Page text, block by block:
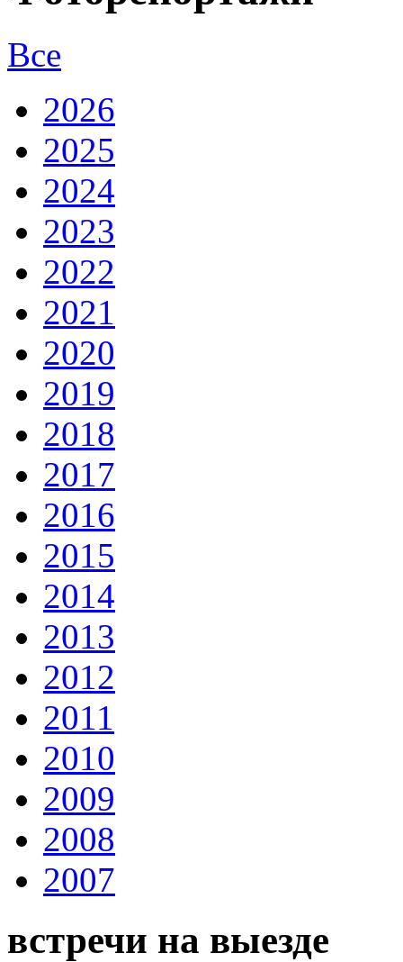
Все
2026
2025
2024
2023
2022
2021
2020
2019
2018
2017
2016
2015
2014
2013
2012
2011
2010
2009
2008
2007
встречи на выезде